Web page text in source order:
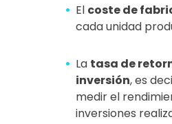
El coste de
cada unidad
La tasa de
inversión, es
medir el
inversiones